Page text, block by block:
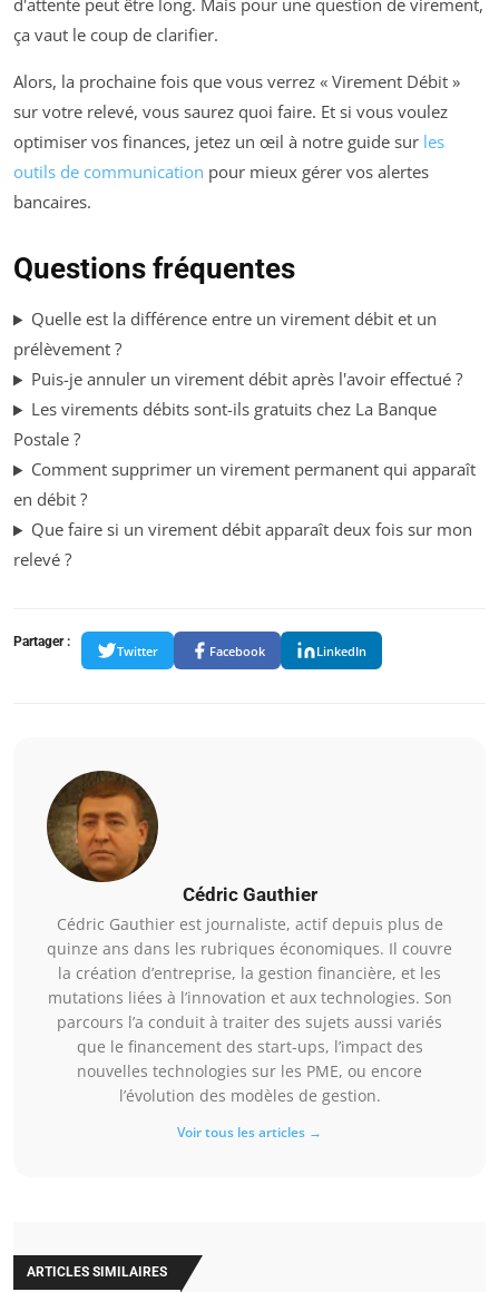
d'attente peut être long. Mais pour une question de virement,
ça vaut le coup de clarifier.
Alors, la prochaine fois que vous verrez « Virement Débit »
sur votre relevé, vous saurez quoi faire. Et si vous voulez
optimiser vos finances, jetez un œil à notre guide sur les
outils de communication pour mieux gérer vos alertes
bancaires.
Questions fréquentes
Quelle est la différence entre un virement débit et un
prélèvement ?
Puis-je annuler un virement débit après l'avoir effectué ?
Les virements débits sont-ils gratuits chez La Banque
Postale ?
Comment supprimer un virement permanent qui apparaît
en débit ?
Que faire si un virement débit apparaît deux fois sur mon
relevé ?
Partager :
Twitter Facebook LinkedIn
Cédric Gauthier
Cédric Gauthier est journaliste, actif depuis plus de
quinze ans dans les rubriques économiques. Il couvre
la création d’entreprise, la gestion financière, et les
mutations liées à l’innovation et aux technologies. Son
parcours l’a conduit à traiter des sujets aussi variés
que le financement des start-ups, l’impact des
nouvelles technologies sur les PME, ou encore
l’évolution des modèles de gestion.
Voir tous les articles →
ARTICLES SIMILAIRES